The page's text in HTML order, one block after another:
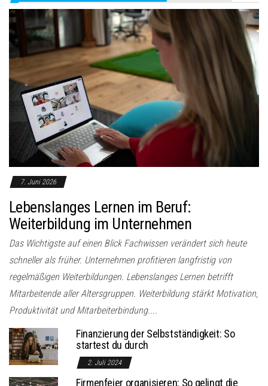
7. Juni 2026
Lebenslanges Lernen im Beruf:
Weiterbildung im Unternehmen
Das Wichtigste auf einen Blick Fachwissen verändert sich heute
schneller als früher. Unternehmen profitieren langfristig von
regelmäßigen Weiterbildungen. Lebenslanges Lernen betrifft
Mitarbeitende aller Altersgruppen. Weiterbildung stärkt Motivation,
Produktivität und Mitarbeiterbindung....
Finanzierung der Selbstständigkeit: So
startest du durch
2. Juli 2024
Firmenfeier organisieren: So gelingt die